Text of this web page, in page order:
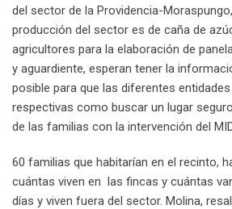
del sector de la Providencia-
producción del sector es de caña de
agricultores para la elaboración de
y aguardiente, esperan tener la
posible para que las diferentes
respectivas como buscar un lugar
de las familias con la intervención del
60 familias que habitarían en el recinto,
cuántas viven en las fincas y cuántas
días y viven fuera del sector. Molina,